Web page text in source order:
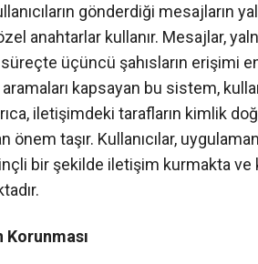
gönderdiği mesajların
anahtarlar kullanır. Mesajlar,
üçüncü şahısların erişimi
kapsayan bu sistem,
iletişimdeki tarafların kimlik
önem taşır. Kullanıcılar,
bir şekilde iletişim kurmakta ve
Korunması